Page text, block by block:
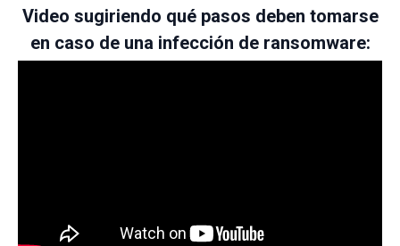
Video sugiriendo qué pasos deben tomarse
en caso de una infección de ransomware: